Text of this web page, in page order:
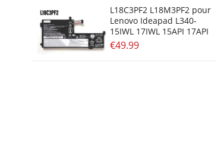
L18C3PF2 L18M3PF2 pour
Lenovo Ideapad L340-
15IWL 17IWL 15API 17API
€49.99